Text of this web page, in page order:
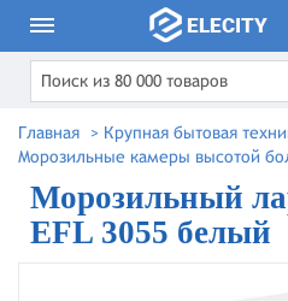
Главная > Крупная бытовая
Морозильные камеры высотой
Морозильный
EFL 3055 белый